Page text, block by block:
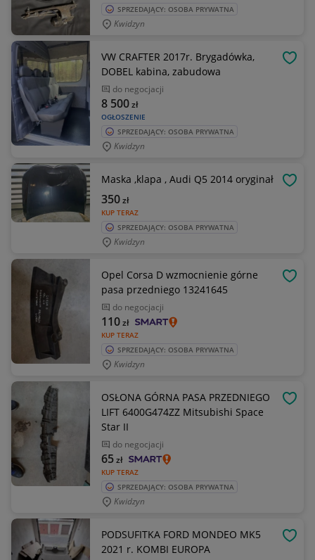
SPRZEDAJĄCY: OSOBA PRYWATNA
Kwidzyn
VW CRAFTER 2017r. Brygadówka,
DOBEL kabina, zabudowa
do negocjacji
OGŁOSZENIE
8 500zł
SPRZEDAJĄCY: OSOBA PRYWATNA
Kwidzyn
Maska ,klapa , Audi Q5 2014 oryginał
KUP TERAZ
350zł
SPRZEDAJĄCY: OSOBA PRYWATNA
Kwidzyn
Opel Corsa D wzmocnienie górne
pasa przedniego 13241645
do negocjacji
KUP TERAZ
110zł
SPRZEDAJĄCY: OSOBA PRYWATNA
Kwidzyn
OSŁONA GÓRNA PASA PRZEDNIEGO
LIFT 6400G474ZZ Mitsubishi Space
Star II
do negocjacji
KUP TERAZ
65zł
SPRZEDAJĄCY: OSOBA PRYWATNA
Kwidzyn
PODSUFITKA FORD MONDEO MK5
2021 r. KOMBI EUROPA